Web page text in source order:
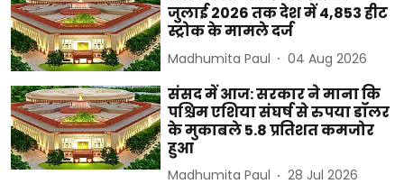
जुलाई 2026 तक देश में 4,853 हीट
स्ट्रोक के मामले दर्ज
Madhumita Paul 04 Aug 2026
संसद में आज: सरकार ने माना कि
पश्चिम एशिया संघर्ष से रुपया डॉलर
के मुकाबले 5.8 प्रतिशत कमजोर
हुआ
Madhumita Paul 28 Jul 2026